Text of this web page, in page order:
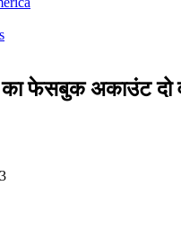
का फेसबुक अकाउंट दो